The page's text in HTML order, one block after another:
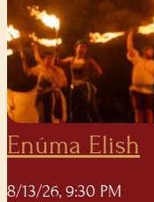
Enúma Elish
8/13/26, 9:30 PM